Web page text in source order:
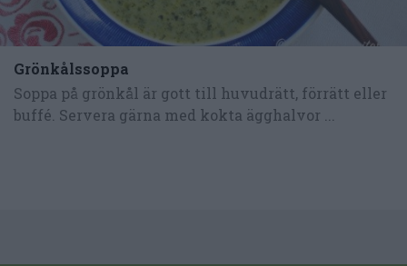
Grönkålssoppa
Soppa på grönkål är gott till huvudrätt, förrätt eller
buffé. Servera gärna med kokta ägghalvor ...